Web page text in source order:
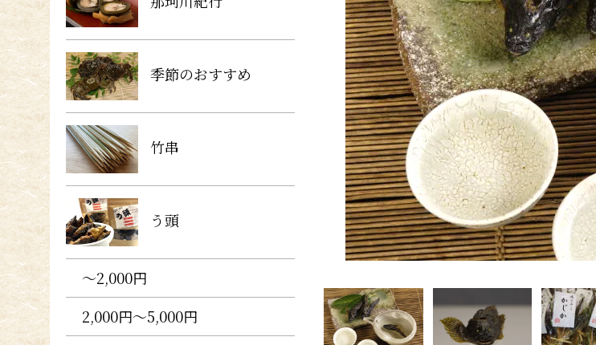
季節のおすすめ
竹串
う頭
〜2,000円
2,000円〜5,000円